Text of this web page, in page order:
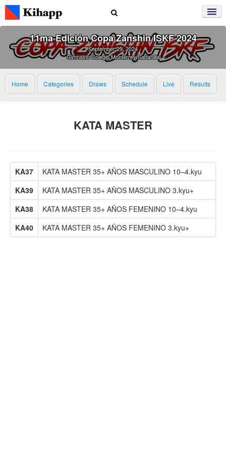
11ma Edición Copa Zanshin ISKF 2024
September 29, 2024
Gimnasio Colegio Monterrey Sabanilla
Home Categories Draws Schedule Live Results
KATA MASTER
KA37
KATA MASTER 35+ AÑOS MASCULINO 10–4.kyu
KA39
KATA MASTER 35+ AÑOS MASCULINO 3.kyu+
KA38
KATA MASTER 35+ AÑOS FEMENINO 10–4.kyu
KA40
KATA MASTER 35+ AÑOS FEMENINO 3.kyu+